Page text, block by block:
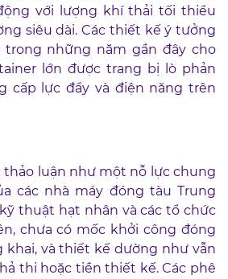
với lượng khí thải tối thiểu
siêu dài. Các thiết kế ý tưởng
những năm gần đây cho
lớn được trang bị lò phản
cấp lực đẩy và điện năng trên
thảo luận như một nỗ lực chung
các nhà máy đóng tàu Trung
thuật hạt nhân và các tổ chức
chưa có mốc khởi công đóng
khai, và thiết kế dường như vẫn
thi hoặc tiền thiết kế. Các phê